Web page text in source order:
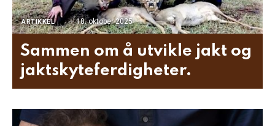
ARTIKKEL 18. oktober 2025
Sammen om å utvikle jakt og
jaktskyteferdigheter.